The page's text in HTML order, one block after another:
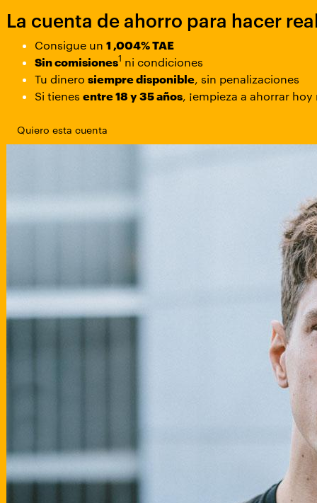
La cuenta de ahorro para hacer
Consigue un 1 ,004% TAE
Sin comisiones1 ni condiciones
Tu dinero siempre disponible, sin penalizaciones
Si tienes entre 18 y 35 años, ¡empieza a ahorrar
Quiero esta cuenta